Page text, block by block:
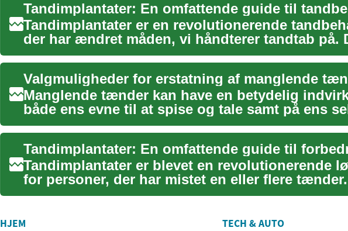
Tandimplantater: En omfattende guide til
Tandimplantater er en revolutionerende
der har ændret måden, vi håndterer tandtab på.
avancered...
Valgmuligheder for erstatning af manglende
Manglende tænder kan have en betydelig
både ens evne til at spise og tale samt på ens
og ge...
Tandimplantater er blevet en revolutionerende
for personer, der har mistet en eller flere
kunst...
HJEM TECH & AUTO